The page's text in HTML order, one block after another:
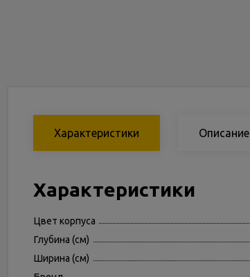
Характеристики Описание
Характеристики
Цвет корпуса
Глубина (см)
Ширина (см)